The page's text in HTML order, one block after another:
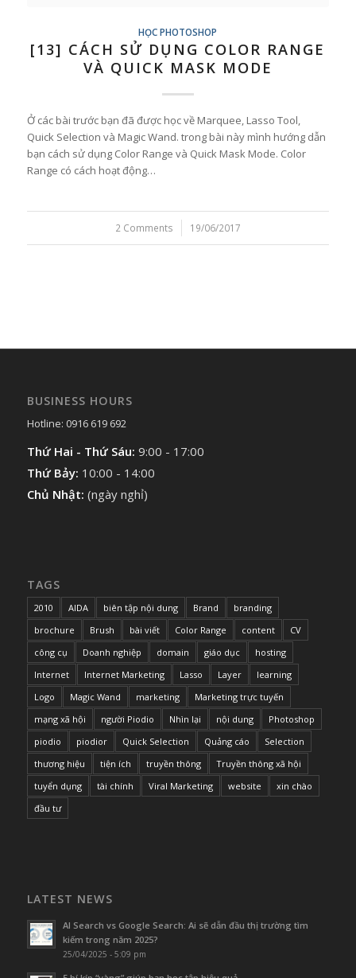
HỌC PHOTOSHOP
[13] CÁCH SỬ DỤNG COLOR RANGE
VÀ QUICK MASK MODE
Ở các bài trước bạn đã được học về Marquee, Lasso Tool,
Quick Selection và Magic Wand. trong bài này mình hướng dẫn
bạn cách sử dụng Color Range và Quick Mask Mode. Color
Range có cách hoạt động…
2 Comments
/ 19/06/2017
BUSINESS HOURS
Hotline: 0916 619 692
Thứ Hai - Thứ Sáu: 9:00 - 17:00
Thứ Bảy: 10:00 - 14:00
Chủ Nhật: (ngày nghỉ)
TAGS
2010 AIDA biên tập nội dung Brand
branding
brochure
Brush bài viết Color Range content
CV
công cụ
Doanh nghiệp domain giáo dục
hosting
Internet
Internet Marketing Lasso Layer
learning
Logo
Magic Wand marketing
Marketing trực tuyến
mạng xã hội
người Piodio Nhìn lại nội dung
Photoshop
piodio
piodior Quick Selection Quảng cáo
Selection
thương hiệu
tiện ích truyền thông
Truyền thông xã hội
tuyển dụng
tài chính Viral Marketing website
xin chào
đầu tư
LATEST NEWS
AI Search vs Google Search: Ai sẽ dẫn đầu thị trường tìm
kiếm trong năm 2025?
25/04/2025 - 5:09 pm